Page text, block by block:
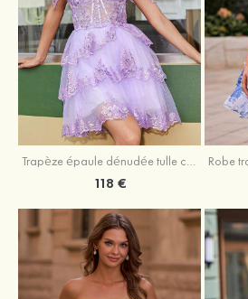
Trapèze épaule dénudée tulle courte/mini robe de fête de la rentrée avec paillettes
118 €